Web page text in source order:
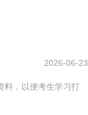
2026-06-23
料，以便考生学习打